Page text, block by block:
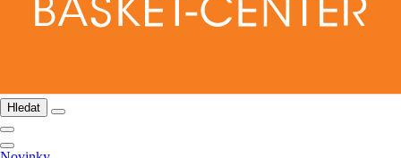
Hledat